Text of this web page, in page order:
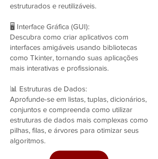
estruturados e reutilizáveis.
🖥️ Interface Gráfica (GUI):
Descubra como criar aplicativos com
interfaces amigáveis usando bibliotecas
como Tkinter, tornando suas aplicações
mais interativas e profissionais.
📊 Estruturas de Dados:
Aprofunde-se em listas, tuplas, dicionários,
conjuntos e compreenda como utilizar
estruturas de dados mais complexas como
pilhas, filas, e árvores para otimizar seus
algoritmos.